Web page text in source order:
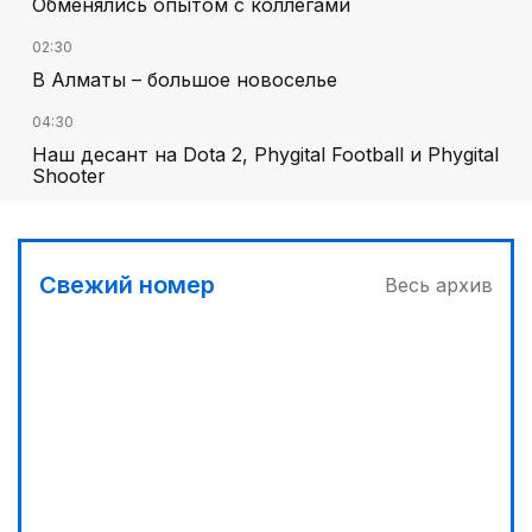
02:30
В Алматы – большое новоселье
04:30
Наш десант на Dota 2, Phygital Football и Phygital
Shooter
Вычислен последний фигурант «титанового»
дела
Свежий номер Весь архив